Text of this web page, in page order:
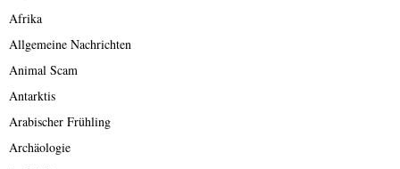
Afrika
Allgemeine Nachrichten
Animal Scam
Antarktis
Arabischer Frühling
Archäologie